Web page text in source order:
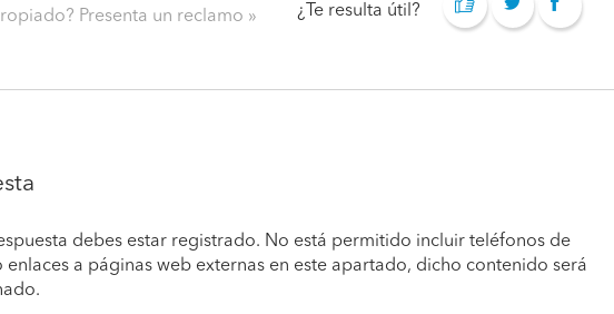
Presenta un reclamo ¿Te resulta útil?
debes estar registrado. No está permitido incluir teléfonos de
enlaces a páginas web externas en este apartado, dicho contenido será